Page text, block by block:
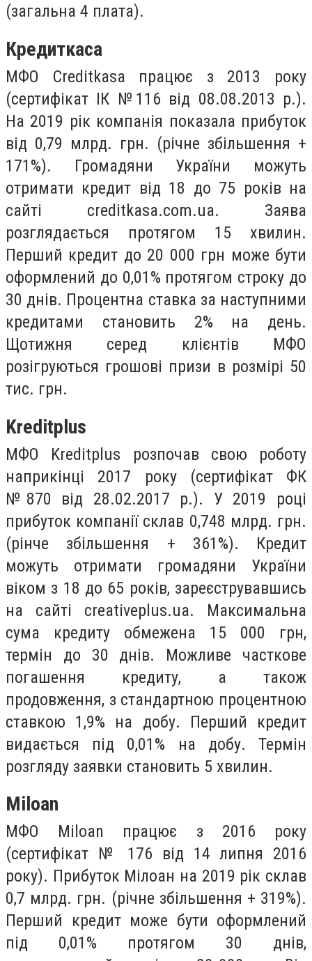
(загальна 4 плата).
Кредиткаса
МФО Creditkasa працює з 2013 року
(сертифікат ІК №116 від 08.08.2013 р.).
На 2019 рік компанія показала прибуток
від 0,79 млрд. грн. (річне збільшення +
171%). Громадяни України можуть
отримати кредит від 18 до 75 років на
сайті creditkasa.com.ua. Заява
розглядається протягом 15 хвилин.
Перший кредит до 20 000 грн може бути
оформлений до 0,01% протягом строку до
30 днів. Процентна ставка за наступними
кредитами становить 2% на день.
Щотижня серед клієнтів МФО
розігруються грошові призи в розмірі 50
тис. грн.
Kreditplus
МФО Kreditplus розпочав свою роботу
наприкінці 2017 року (сертифікат ФК
№870 від 28.02.2017 р.). У 2019 році
прибуток компанії склав 0,748 млрд. грн.
(рінче збільшення + 361%). Кредит
можуть отримати громадяни України
віком з 18 до 65 років, зареєструвавшись
на сайті creativeplus.ua. Максимальна
сума кредиту обмежена 15 000 грн,
термін до 30 днів. Можливе часткове
погашення кредиту, а також
продовження, з стандартною процентною
ставкою 1,9% на добу. Перший кредит
видається під 0,01% на добу. Термін
розгляду заявки становить 5 хвилин.
Miloan
МФО Miloan працює з 2016 року
(сертифікат № 176 від 14 липня 2016
року). Прибуток Мілоан на 2019 рік склав
0,7 млрд. грн. (річне збільшення + 319%).
Перший кредит може бути оформлений
під 0,01% протягом 30 днів,